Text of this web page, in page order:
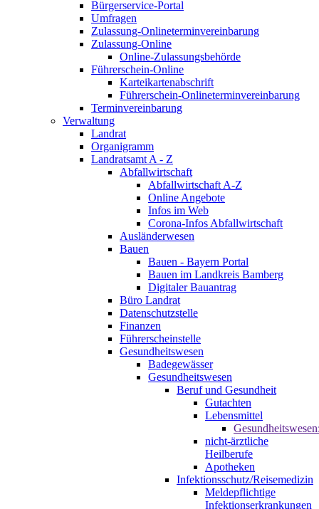
Bürgerservice-Portal
Umfragen
Zulassung-Onlineterminvereinbarung
Zulassung-Online
Online-Zulassungsbehörde
Führerschein-Online
Karteikartenabschrift
Führerschein-Onlineterminvereinbarung
Terminvereinbarung
Verwaltung
Landrat
Organigramm
Landratsamt A - Z
Abfallwirtschaft
Abfallwirtschaft A-Z
Online Angebote
Infos im Web
Corona-Infos Abfallwirtschaft
Ausländerwesen
Bauen
Bauen - Bayern Portal
Bauen im Landkreis Bamberg
Digitaler Bauantrag
Büro Landrat
Datenschutzstelle
Finanzen
Führerscheinstelle
Gesundheitswesen
Badegewässer
Gesundheitswesen
Beruf und Gesundheit
Gutachten
Lebensmittel
nicht-ärztliche
Heilberufe
Apotheken
Infektionsschutz/Reisemedizin
Meldepflichtige
Infektionserkrankungen